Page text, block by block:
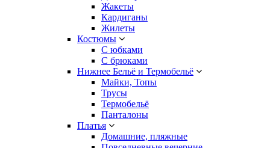
Жакеты
Кардиганы
Жилеты
Костюмы
С юбками
С брюками
Нижнее Бельё и Термобельё
Майки, Топы
Трусы
Термобельё
Панталоны
Платья
Домашние, пляжные